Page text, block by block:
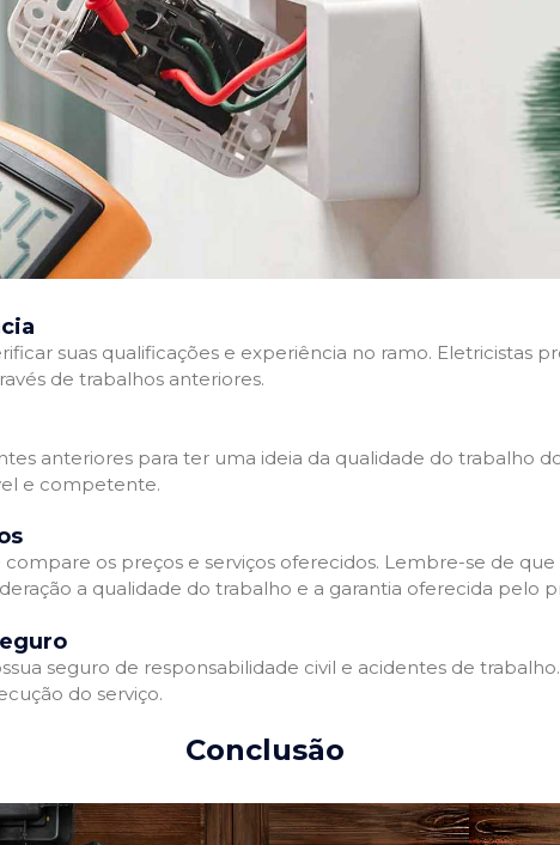
suas qualificações e experiência no ramo. Eletricistas
de trabalhos anteriores.
anteriores para ter uma ideia da qualidade do trabalho
e competente.
os preços e serviços oferecidos. Lembre-se de
a qualidade do trabalho e a garantia oferecida pelo
seguro de responsabilidade civil e acidentes de
do serviço.
Conclusão